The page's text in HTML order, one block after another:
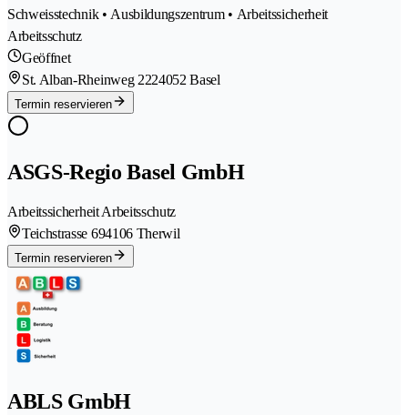
Schweisstechnik • Ausbildungszentrum • Arbeitssicherheit
Arbeitsschutz
Geöffnet
St. Alban-Rheinweg 2224052 Basel
Termin reservieren
ASGS-Regio Basel GmbH
Arbeitssicherheit Arbeitsschutz
Teichstrasse 694106 Therwil
Termin reservieren
ABLS GmbH